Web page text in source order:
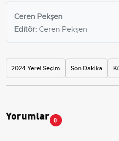
Ceren Pekşen
Editör: Ceren Pekşen
2024 Yerel Seçim Son Dakika
Yorumlar 0